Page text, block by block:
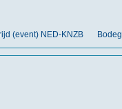
(event) NED-KNZB